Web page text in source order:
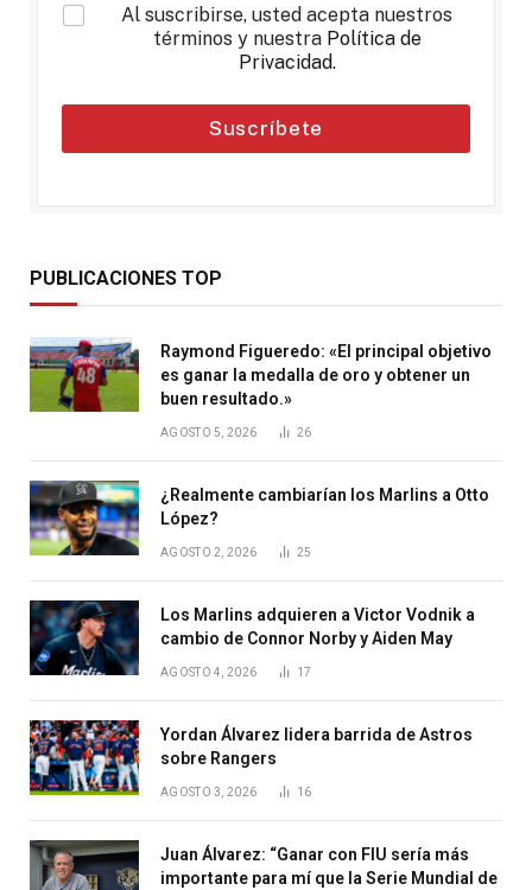
*
Al suscribirse, usted acepta nuestros
términos y nuestra Política de
Privacidad.
Suscríbete
PUBLICACIONES TOP
Raymond Figueredo: «El principal objetivo
es ganar la medalla de oro y obtener un
buen resultado.»
AGOSTO 5, 2026 26
¿Realmente cambiarían los Marlins a Otto
López?
AGOSTO 2, 2026 25
Los Marlins adquieren a Victor Vodnik a
cambio de Connor Norby y Aiden May
AGOSTO 4, 2026 17
Yordan Álvarez lidera barrida de Astros
sobre Rangers
AGOSTO 3, 2026 16
Juan Álvarez: “Ganar con FIU sería más
importante para mí que la Serie Mundial de